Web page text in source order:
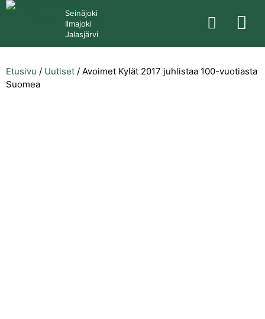
Seinäjoki
Ilmajoki
Jalasjärvi
Etusivu / Uutiset / Avoimet Kylät 2017 juhlistaa 100-vuotiasta
Suomea